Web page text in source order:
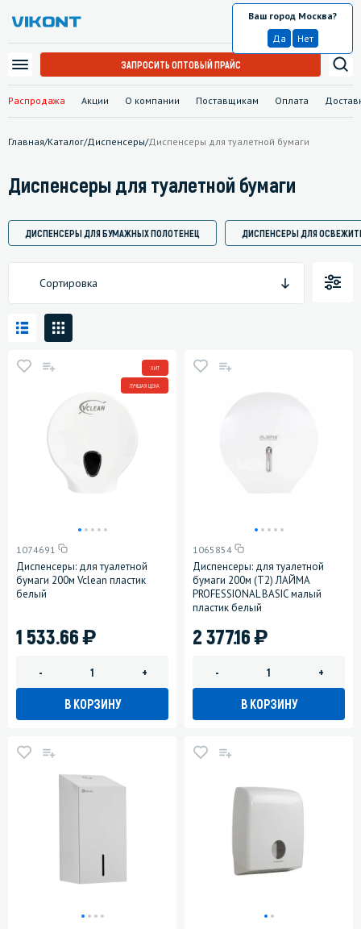
Распродажа Акции О компании Поставщикам Оплата
Москва
Ваш город Москва?
Да
Нет
ЗАПРОСИТЬ ОПТОВЫЙ ПРАЙС
Главная/Каталог/Диспенсеры/Диспенсеры для туалетной бумаги
Диспенсеры для туалетной бумаги
ДИСПЕНСЕРЫ ДЛЯ БУМАЖНЫХ ПОЛОТЕНЕЦ ДИСПЕНСЕРЫ ДЛЯ
Сортировка
ХИТ
ЛУЧШАЯ ЦЕНА
1074691
Диспенсеры: для туалетной
бумаги 200м Vclean пластик
белый
1 533.66)
- +
В КОРЗИНУ
1065854
Диспенсеры: для туалетной
бумаги 200м (T2) ЛАЙМА
PROFESSIONAL BASIC малый
пластик белый
2 377.16)
- +
В КОРЗИНУ